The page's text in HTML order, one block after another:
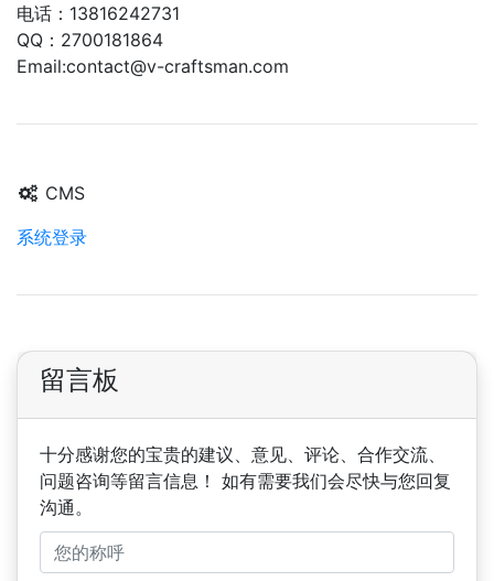
电话：13816242731
QQ：2700181864
Email:contact@v-craftsman.com
CMS
系统登录
留言板
十分感谢您的宝贵的建议、意见、评论、合作交流、
问题咨询等留言信息！ 如有需要我们会尽快与您回复
沟通。